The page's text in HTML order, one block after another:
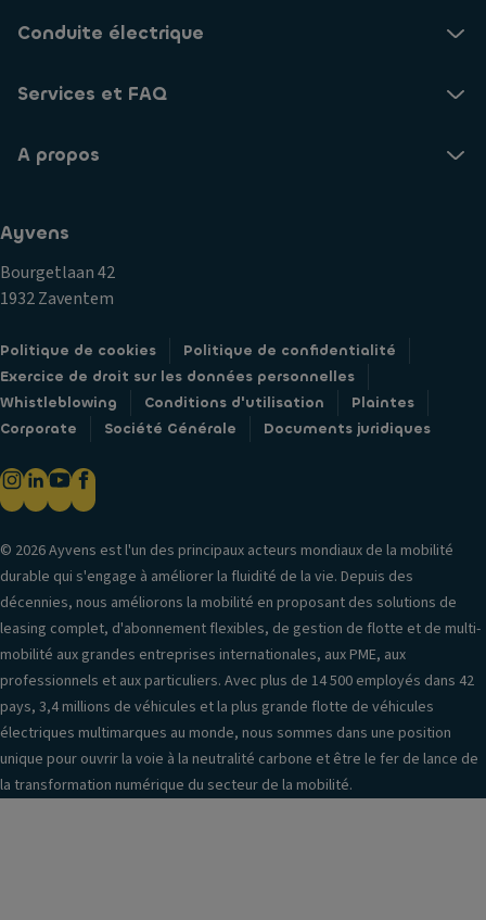
Conduite électrique
Services et FAQ
A propos
Ayvens
Bourgetlaan 42
1932 Zaventem
Politique de cookies
Politique de confidentialité
Exercice de droit sur les données personnelles
Whistleblowing
Conditions d'utilisation
Plaintes
Corporate
Société Générale Documents juridiques
© 2026 Ayvens est l'un des principaux acteurs mondiaux de la mobilité
durable qui s'engage à améliorer la fluidité de la vie. Depuis des
décennies, nous améliorons la mobilité en proposant des solutions de
leasing complet, d'abonnement flexibles, de gestion de flotte et de multi-
mobilité aux grandes entreprises internationales, aux PME, aux
professionnels et aux particuliers. Avec plus de 14 500 employés dans 42
pays, 3,4 millions de véhicules et la plus grande flotte de véhicules
électriques multimarques au monde, nous sommes dans une position
unique pour ouvrir la voie à la neutralité carbone et être le fer de lance de
la transformation numérique du secteur de la mobilité.